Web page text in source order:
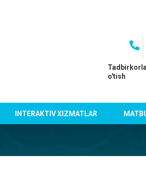
o'tish
INTERAKTIV XIZMATLAR